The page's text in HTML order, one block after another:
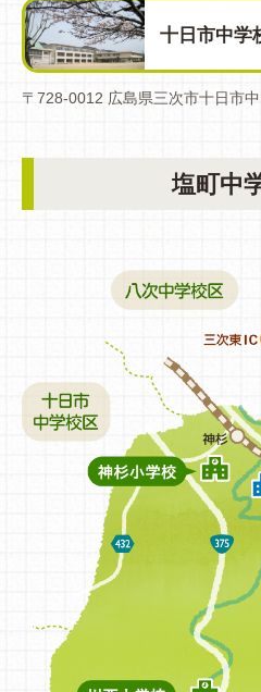
十日市中学
〒728-0012 広島県三次市十日市
塩町中